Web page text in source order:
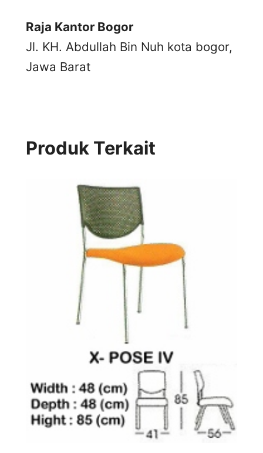
Raja Kantor Bogor
Jl. KH. Abdullah Bin Nuh kota bogor,
Jawa Barat
Produk Terkait